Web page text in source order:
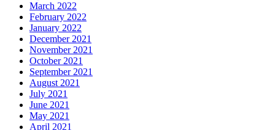
March 2022
February 2022
January 2022
December 2021
November 2021
October 2021
September 2021
August 2021
July 2021
June 2021
May 2021
April 2021